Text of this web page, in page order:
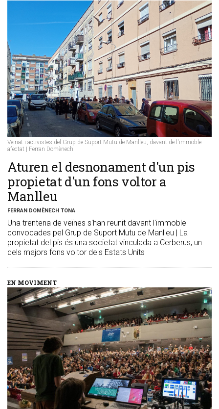
Veïnat i activistes del Grup de Suport Mutu de Manlleu, davant de l'immoble
afectat | Ferran Domènech
​Aturen el desnonament d'un pis
propietat d'un fons voltor a
Manlleu
FERRAN DOMÈNECH TONA
Una trentena de veïnes s'han reunit davant l'immoble
convocades pel Grup de Suport Mutu de Manlleu | La
propietat del pis és una societat vinculada a Cerberus, un
dels majors fons voltor dels Estats Units
EN MOVIMENT